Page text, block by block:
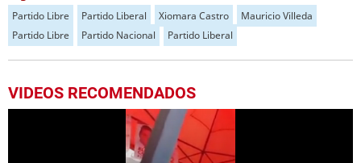
Partido Libre Partido Liberal Xiomara Castro
Mauricio Villeda
Partido Libre
Partido Nacional Partido Liberal
VIDEOS RECOMENDADOS